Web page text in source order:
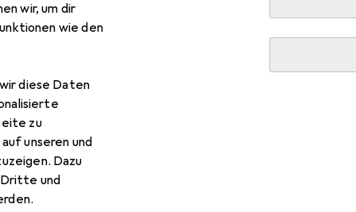
wir, um dir
wie den
diese Daten
zu
unseren und
Dazu
und